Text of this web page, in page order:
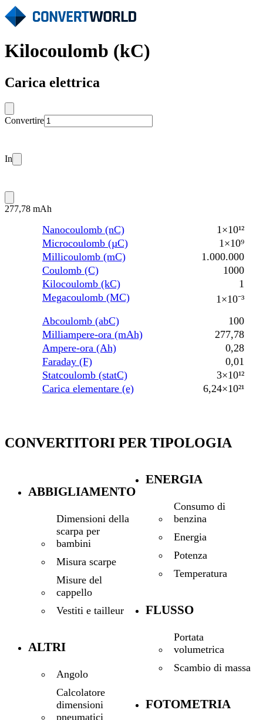
Kilocoulomb (kC)
Carica elettrica
Convertire
In
277,78 mAh
Nanocoulomb (nC)
1×10¹²
Microcoulomb (µC)
1×10⁹
Millicoulomb (mC)
1.000.000
Coulomb (C)
1000
Kilocoulomb (kC)
1
Megacoulomb (MC)
1×10⁻³
Abcoulomb (abC)
100
Milliampere-ora (mAh)
277,78
Ampere-ora (Ah)
0,28
Faraday (F)
0,01
Statcoulomb (statC)
3×10¹²
Carica elementare (e)
6,24×10²¹
CONVERTITORI PER TIPOLOGIA
ABBIGLIAMENTO
Dimensioni della
scarpa per
bambini
Misura scarpe
Misure del
cappello
Vestiti e tailleur
ALTRI
Angolo
Calcolatore
dimensioni
pneumatici
ENERGIA
Consumo di
benzina
Energia
Potenza
Temperatura
FLUSSO
Portata
volumetrica
Scambio di massa
FOTOMETRIA